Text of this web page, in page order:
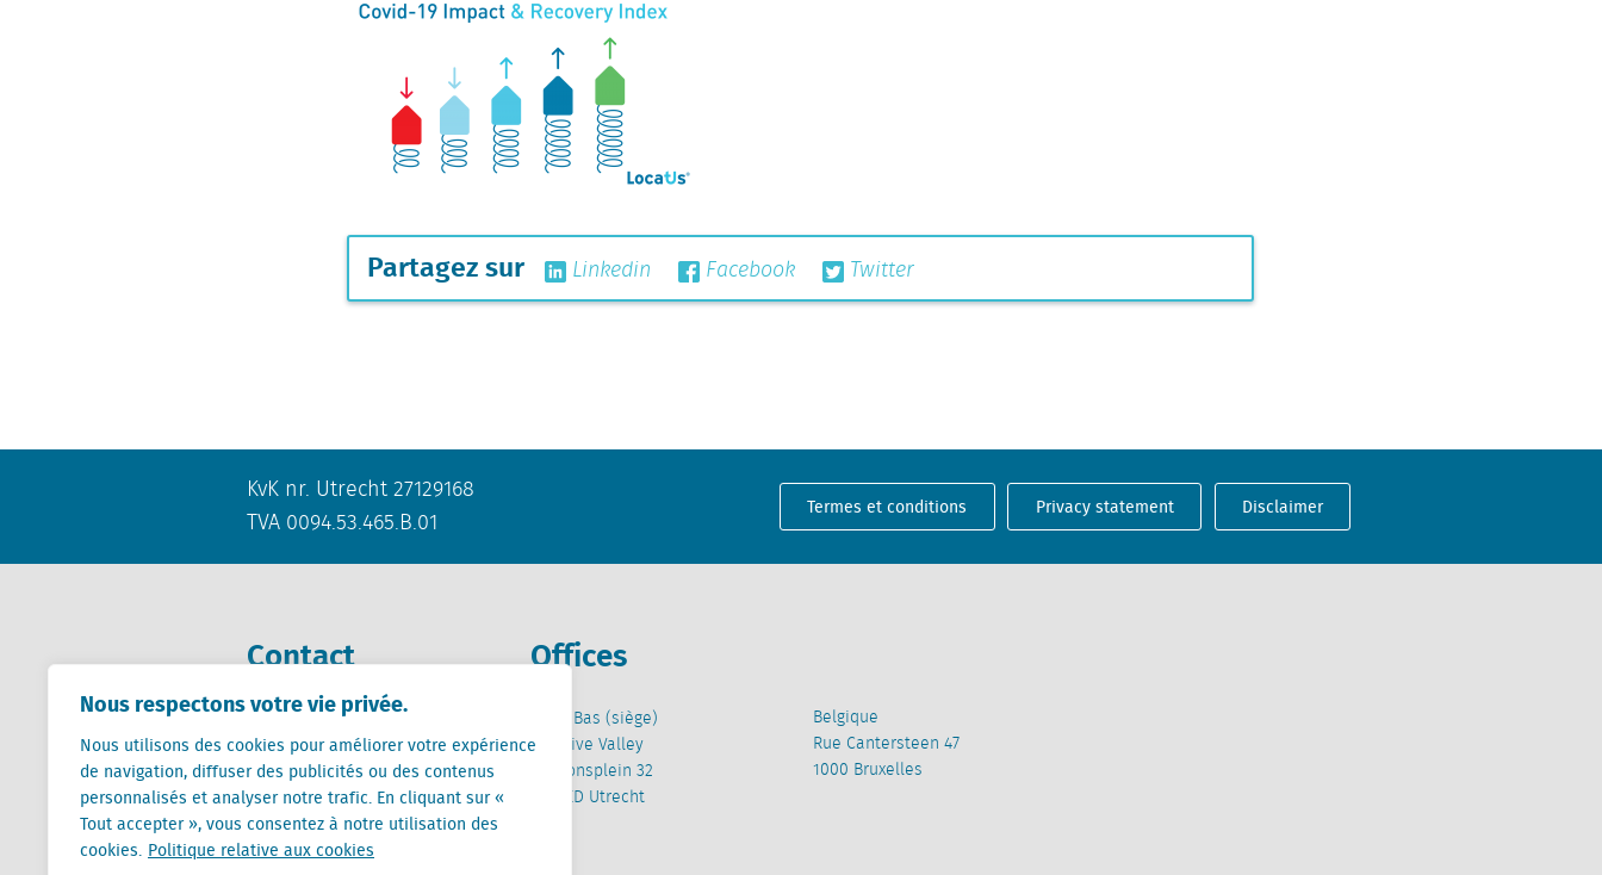
Nous respectons votre vie privée.
Nous utilisons des cookies pour améliorer votre expérience
de navigation, diffuser des publicités ou des contenus
personnalisés et analyser notre trafic. En cliquant sur «
Tout accepter », vous consentez à notre utilisation des
cookies. Politique relative aux cookies
Partagez sur Linkedin Facebook Twitter
KvK nr. Utrecht 27129168
TVA 0094.53.465.B.01
Termes et conditions Privacy statement Disclaimer
Contact
+31 (0) 85 760 3283
+32 (0) 2 267 2800
info@locatus.com
Offices
Pays-Bas (siège)
Creative Valley
Stationsplein 32
3511 ED Utrecht
Belgique
Rue Cantersteen 47
1000 Bruxelles